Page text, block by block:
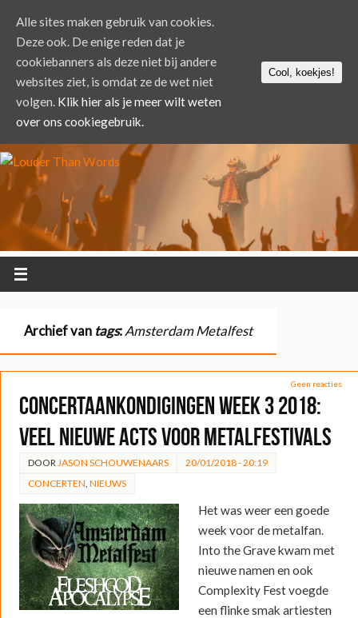
Archief van tags:Amsterdam Metalfest
Geen reacties
Concertaankondigingen week 3 2018:
Veel nieuwe acts voor Metalfestivals
DOOR JASON SCHOUWENAARS
20/01/2018 - 20:19
CONCERTEN NIEUWS
Het was weer een goede
week voor de metalfan.
Into the Grave kwam met
nieuwe namen en ook
Complexity Fest voegde
een flinke smak artiesten
Alle sites maken gebruik van cookies.
Deze ook. De enige reden dat je
cookiebanners als deze niet bij andere
websites ziet, is omdat ze de wet niet
volgen. Klik hier als je meer wilt weten
over ons cookiegebruik.
Cool, koekjes!